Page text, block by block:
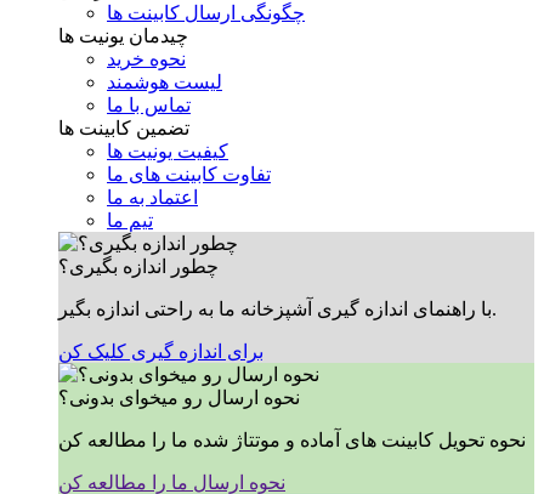
چگونگی ارسال کابینت ها
چیدمان یونیت ها
نحوه خرید
لیست هوشمند
تماس با ما
تضمین کابینت ها
کیفیت یونیت ها
تفاوت کابینت های ما
اعتماد به ما
تیم ما
چطور اندازه بگیری؟
با راهنمای اندازه گیری آشپزخانه ما به راحتی اندازه بگیر.
برای اندازه گیری کلیک کن
نحوه ارسال رو میخوای بدونی؟
نحوه تحویل کابینت های آماده و موتتاژ شده ما را مطالعه کن
نحوه ارسال ما را مطالعه کن